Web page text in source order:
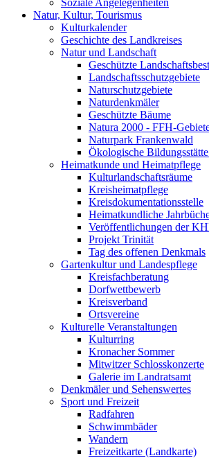
Soziale Angelegenheiten
Natur, Kultur, Tourismus
Kulturkalender
Geschichte des Landkreises
Natur und Landschaft
Geschützte
Landschaftsschutzgebiete
Naturschutzgebiete
Naturdenkmäler
Geschützte Bäume
Natura 2000 - FFH-
Naturpark Frankenwald
Ökologische
Heimatkunde und Heimatpflege
Kulturlandschaftsräume
Kreisheimatpflege
Kreisdokumentationsstelle
Heimatkundliche
Veröffentlichungen der
Projekt Trinität
Tag des offenen Denkmals
Gartenkultur und Landespflege
Kreisfachberatung
Dorfwettbewerb
Kreisverband
Ortsvereine
Kulturelle Veranstaltungen
Kulturring
Kronacher Sommer
Mitwitzer Schlosskonzerte
Galerie im Landratsamt
Denkmäler und Sehenswertes
Sport und Freizeit
Radfahren
Schwimmbäder
Wandern
Freizeitkarte (Landkarte)